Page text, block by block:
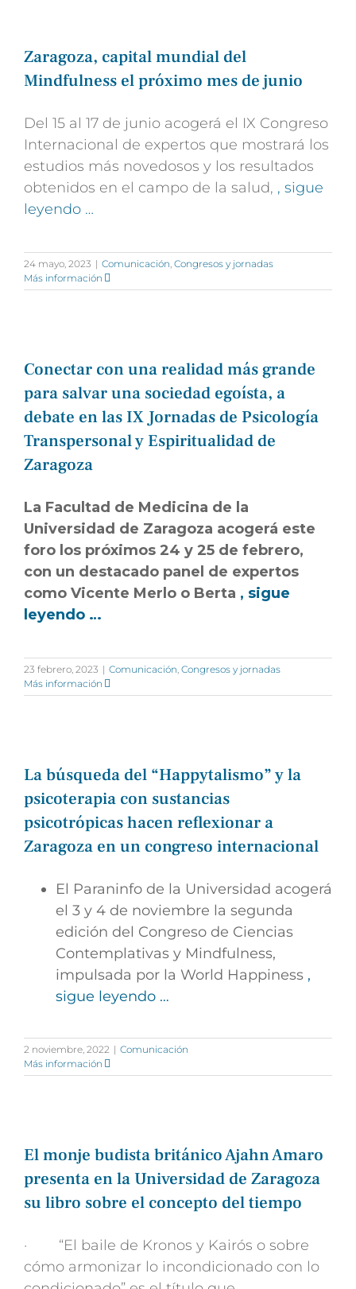
Zaragoza, capital mundial del
Mindfulness el próximo mes de junio
Del 15 al 17 de junio acogerá el IX Congreso
Internacional de expertos que mostrará los
estudios más novedosos y los resultados
obtenidos en el campo de la salud, , sigue
leyendo …
24 mayo, 2023 | Comunicación Congresos y jornadas
Más información
Conectar con una realidad más grande
para salvar una sociedad egoísta, a
debate en las IX Jornadas de Psicología
Transpersonal y Espiritualidad de
Zaragoza
La Facultad de Medicina de la
Universidad de Zaragoza acogerá este
foro los próximos 24 y 25 de febrero,
con un destacado panel de expertos
como Vicente Merlo o Berta , sigue
leyendo …
23 febrero, 2023 | Comunicación Congresos y jornadas
Más información
La búsqueda del “Happytalismo” y la
psicoterapia con sustancias
psicotrópicas hacen reflexionar a
Zaragoza en un congreso internacional
El Paraninfo de la Universidad acogerá
el 3 y 4 de noviembre la segunda
edición del Congreso de Ciencias
Contemplativas y Mindfulness,
impulsada por la World Happiness ,
sigue leyendo …
2 noviembre, 2022 | Comunicación
Más información
El monje budista británico Ajahn Amaro
presenta en la Universidad de Zaragoza
su libro sobre el concepto del tiempo
· “El baile de Kronos y Kairós o sobre
cómo armonizar lo incondicionado con lo